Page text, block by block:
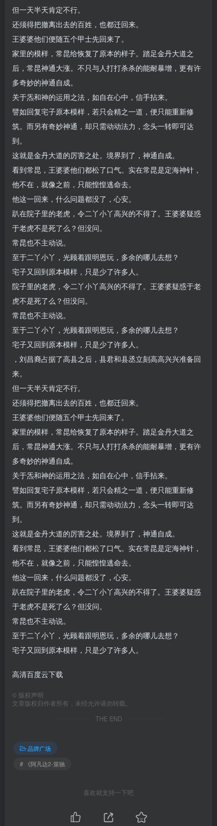
但一天半天肯定不行。
还须得把撤离出去的百姓，也都迁回来。
王婆婆他们便随五个甲士先回来了。
家里的模样，常昆给恢复了原本的样子。踏足金丹大道之
后，常昆神通大涨。不只与人打打杀杀的能耐暴增，更有许
多奇妙的神通自成。
关于炁和神的运用之法，如自在心中，信手拈来。
譬如回复宅子原本模样，若只会精之一道，便只能重新修
筑。而另有奇妙神通，却只需动动法力，念头一转即可达
到。
这就是金丹大道的厉害之处。境界到了，神通自成。
看到常昆，王婆婆他们都松了口气。实在常昆是定海神针，
他不在，就像之前，只能惶惶逃命去。
他这一回来，什么问题都没了，心安。
趴在院子里的老虎，令二丫小丫高兴的不得了。王婆婆疑惑
于老虎不是死了么？但没问。
常昆也不主动说。
至于二丫小丫，光顾着跟明恩玩，多余的哪儿去想？
宅子又回到原本模样，只是少了许多人。
院子里的老虎，令二丫小丫高兴的不得了。王婆婆疑惑于老
虎不是死了么？但没问。
常昆也不主动说。
至于二丫小丫，光顾着跟明恩玩，多余的哪儿去想？
宅子又回到原本模样，只是少了许多人。
，刘昌裔占据了高县之后，县君和县丞立刻高高兴兴准备回
来。
但一天半天肯定不行。
还须得把撤离出去的百姓，也都迁回来。
王婆婆他们便随五个甲士先回来了。
家里的模样，常昆给恢复了原本的样子。踏足金丹大道之
后，常昆神通大涨。不只与人打打杀杀的能耐暴增，更有许
多奇妙的神通自成。
关于炁和神的运用之法，如自在心中，信手拈来。
譬如回复宅子原本模样，若只会精之一道，便只能重新修
筑。而另有奇妙神通，却只需动动法力，念头一转即可达
到。
这就是金丹大道的厉害之处。境界到了，神通自成。
看到常昆，王婆婆他们都松了口气。实在常昆是定海神针，
他不在，就像之前，只能惶惶逃命去。
他这一回来，什么问题都没了，心安。
趴在院子里的老虎，令二丫小丫高兴的不得了。王婆婆疑惑
于老虎不是死了么？但没问。
常昆也不主动说。
至于二丫小丫，光顾着跟明恩玩，多余的哪儿去想？
宅子又回到原本模样，只是少了许多人。
高清百度云下载
© 版权声明
文章版权归作者所有，未经允许请勿转载。
THE END
品牌广场
# 《阿凡达2-策驰
喜欢就支持一下吧